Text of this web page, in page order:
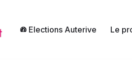
Elections Auterive Le